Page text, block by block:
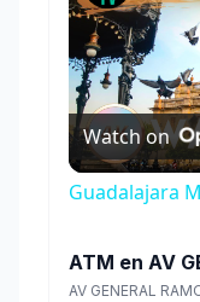
Watch on
Guadalajara